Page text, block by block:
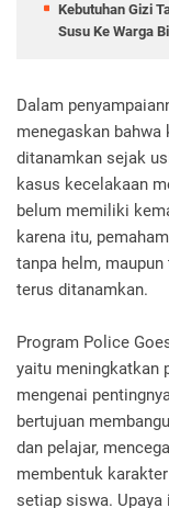
Kebutuhan Gizi
Susu Ke Warga
Dalam
menegaskan
ditanamkan sejak
kasus kecelakaan
belum memiliki
karena itu,
tanpa helm,
terus ditanamkan.
Program Police
yaitu meningkatkan
mengenai
bertujuan
dan pelajar,
membentuk
setiap siswa.